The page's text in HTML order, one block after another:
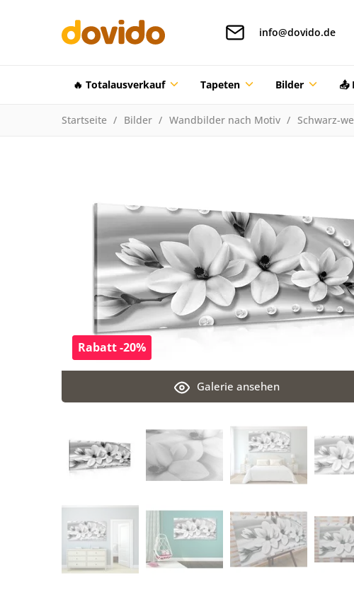
info@dovido.de
🔥 Totalausverkauf Tapeten Bilder 📤
Startseite Bilder Wandbilder nach Motiv Schwarz-
Galerie ansehen
Rabatt -20%